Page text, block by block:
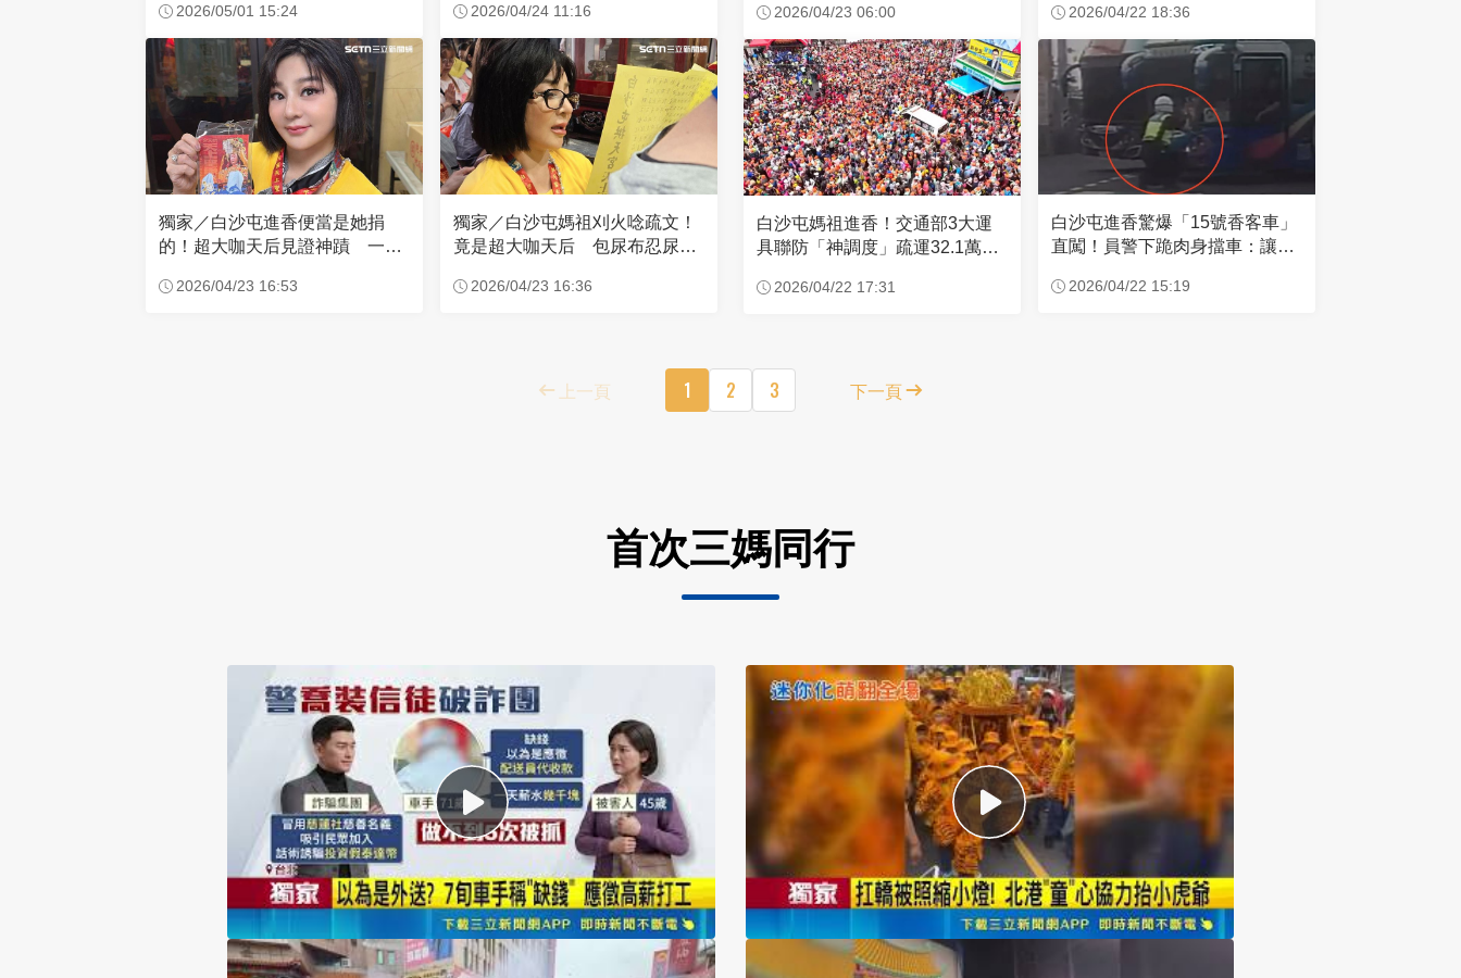
2026/05/01 15:24 2026/04/24 11:16
獨家／白沙屯進香便當是她捐
的！超大咖天后見證神蹟 一靠
2026/04/23 16:53
獨家／白沙屯媽祖刈火唸疏文！
竟是超大咖天后 包尿布忍尿5
2026/04/23 16:36
2026/04/23 06:00 2026/04/22 18:36
白沙屯媽祖進香！交通部3大運
具聯防「神調度」疏運32.1萬創
2026/04/22 17:31
白沙屯進香驚爆「15號香客車」
直闖！員警下跪肉身擋車：讓行
2026/04/22 15:19
上一頁 1 2 3 下一頁
首次三媽同行